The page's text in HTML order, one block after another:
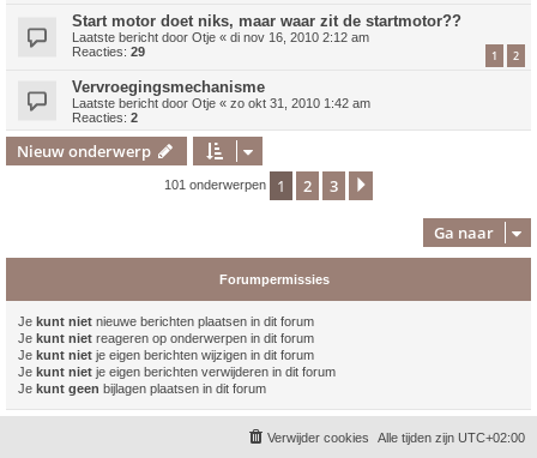
Start motor doet niks, maar waar zit de startmotor??
Laatste bericht door Otje « di nov 16, 2010 2:12 am
Reacties: 29 1 2
Vervroegingsmechanisme
Laatste bericht door Otje « zo okt 31, 2010 1:42 am
Reacties: 2
Nieuw onderwerp
101 onderwerpen 1 2 3
Ga naar
Forumpermissies
Je kunt niet nieuwe berichten plaatsen in dit forum
Je kunt niet reageren op onderwerpen in dit forum
Je kunt niet je eigen berichten wijzigen in dit forum
Je kunt niet je eigen berichten verwijderen in dit forum
Je kunt geen bijlagen plaatsen in dit forum
Alle tijden zijn UTC+02:00
Verwijder cookies